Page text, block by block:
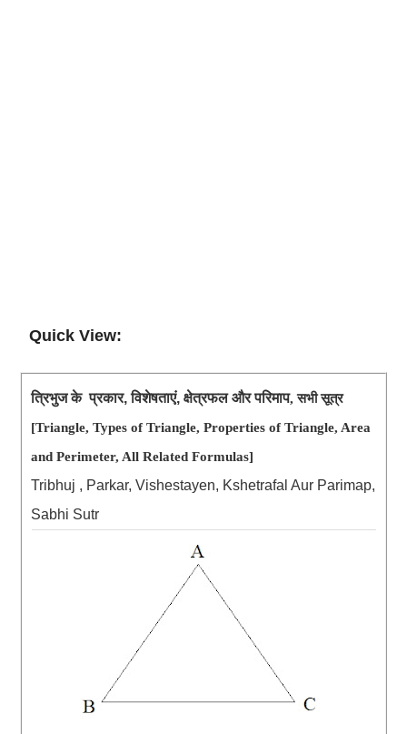
Quick View:
त्रिभुजके प्रकार,विशेषताएं,क्षेत्रफलऔरपरिमाप, सभी सूत्र
[Triangle, Types of Triangle, Properties of Triangle, Area
and Perimeter, All Related Formulas]
Tribhuj , Parkar, Vishestayen, Kshetrafal Aur Parimap,
Sabhi Sutr